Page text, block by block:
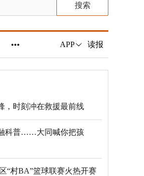
搜索
APP 读报
，时刻冲在救援最前线
科普……大同喊你把孩
“村BA”篮球联赛火热开赛